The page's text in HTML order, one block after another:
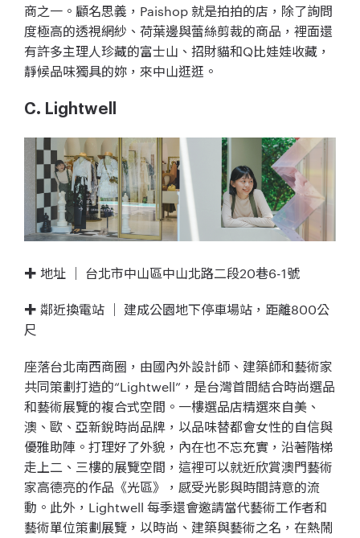
商之一。顧名思義，Paishop 就是拍拍的店，除了詢問
度極高的透視網紗、荷葉邊與蕾絲剪裁的商品，裡面還
有許多主理人珍藏的富士山、招財貓和Q比娃娃收藏，
靜候品味獨具的妳，來中山逛逛。
C. Lightwell
✚ 地址 ｜ 台北市中山區中山北路二段20巷6-1號
✚ 鄰近換電站 ｜ 建成公園地下停車場站，距離800公
尺
座落台北南西商圈，由國內外設計師、建築師和藝術家
共同策劃打造的“Lightwell”，是台灣首間結合時尚選品
和藝術展覽的複合式空間。一樓選品店精選來自美、
澳、歐、亞新銳時尚品牌，以品味替都會女性的自信與
優雅助陣。打理好了外貌，內在也不忘充實，沿著階梯
走上二、三樓的展覽空間，這裡可以就近欣賞澳門藝術
家高德亮的作品《光區》，感受光影與時間詩意的流
動。此外，Lightwell 每季還會邀請當代藝術工作者和
藝術單位策劃展覽，以時尚、建築與藝術之名，在熱鬧